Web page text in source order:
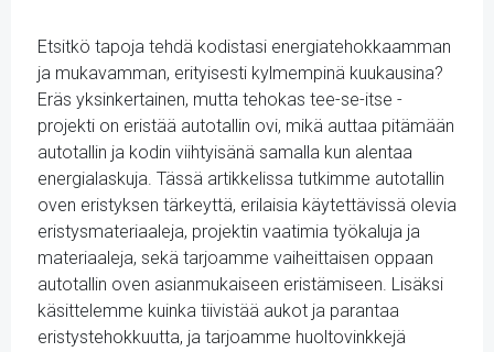
Etsitkö tapoja tehdä kodistasi energiatehokkaamman
ja mukavamman, erityisesti kylmempinä kuukausina?
Eräs yksinkertainen, mutta tehokas tee-se-itse -
projekti on eristää autotallin ovi, mikä auttaa pitämään
autotallin ja kodin viihtyisänä samalla kun alentaa
energialaskuja. Tässä artikkelissa tutkimme autotallin
oven eristyksen tärkeyttä, erilaisia käytettävissä olevia
eristysmateriaaleja, projektin vaatimia työkaluja ja
materiaaleja, sekä tarjoamme vaiheittaisen oppaan
autotallin oven asianmukaiseen eristämiseen. Lisäksi
käsittelemme kuinka tiivistää aukot ja parantaa
eristystehokkuutta, ja tarjoamme huoltovinkkejä